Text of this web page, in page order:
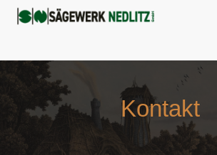
Kontakt